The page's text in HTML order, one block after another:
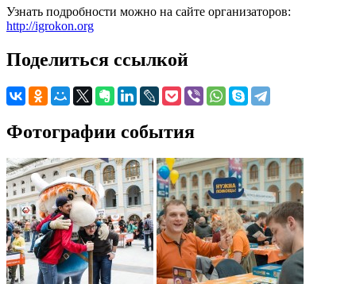
Узнать подробности можно на сайте организаторов:
http://igrokon.org
Поделиться ссылкой
Фотографии события